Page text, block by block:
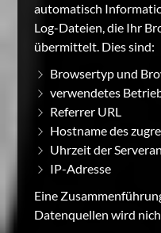
automatisch
Log-Dateien, die Ihr
übermittelt. Dies sind:
Browsertyp und
verwendetes
Referrer URL
Hostname des
Uhrzeit der
IP-Adresse
Eine
Datenquellen wird